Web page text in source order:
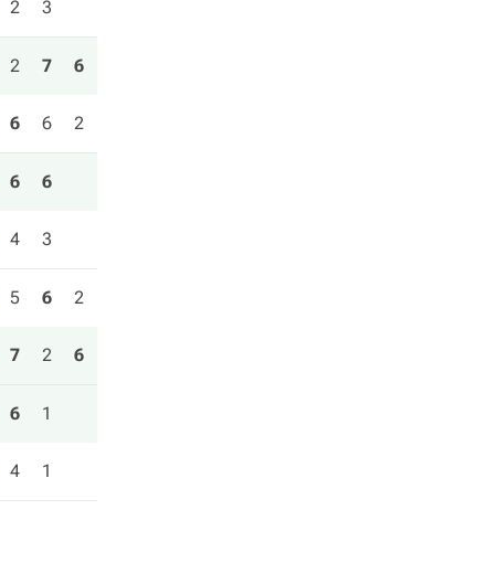
2 3
2 7 6
6 6 2
6 6
4 3
5 6 2
7 2 6
6 1
4 1